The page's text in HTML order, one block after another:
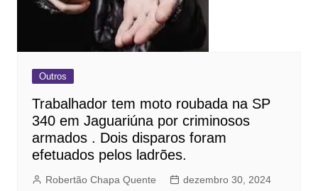
Outros
Trabalhador tem moto roubada na SP
340 em Jaguariúna por criminosos
armados . Dois disparos foram
efetuados pelos ladrões.
Robertão Chapa Quente
dezembro 30, 2024